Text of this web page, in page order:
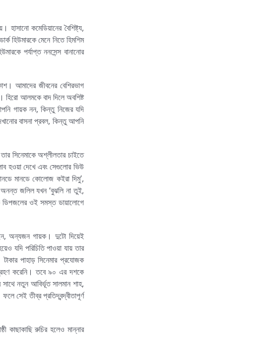
হাসানো কমেডিয়ানের বৈশিষ্ট্য,
হিউমারকে মেনে নিতে হিমশিম
পর্যাপ্ত ননসেন্স বানানোর
আমাদের জীবনের বেশিরভাগ
হিরো আলমকে বাদ দিলে অবশিষ্ট
গায়ক নন, কিন্তু নিজের যদি
বাসনা প্রবল, কিন্তু আপনি
সিনেমাকে অশ্লীলতার চাইতে
হওয়া দেখে এবং সেগুলোর ভিউ
মানডে কোলোজ কইরা দিমু’,
জলিল যখন ‘বুঝলি না তুই,
ডিপজলের ওই সমস্ত ডায়ালোগে
অন্যজন গায়ক। দুটো দিয়েই
যদি পরিচিতি পাওয়া যায় তার
পাহাড় সিনেমার প্রযোজক
করেনি। তবে ৯০ এর দশকে
সাথে নতুন আবির্ভূত সালমান শাহ,
সেই তীব্র প্রতিদ্বন্দ্বীতাপূর্ণ
কাছাকাছি রুচির হলেও মান্নার